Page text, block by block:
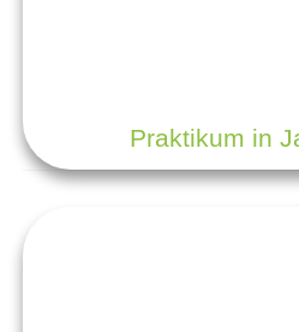
Praktikum in